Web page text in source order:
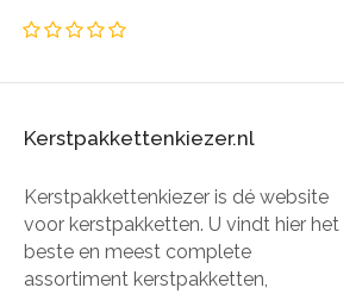
Kerstpakkettenkiezer.nl
Kerstpakkettenkiezer is dé website
voor kerstpakketten. U vindt hier het
beste en meest complete
assortiment kerstpakketten,